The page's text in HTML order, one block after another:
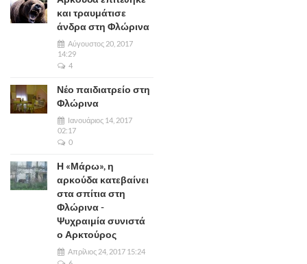
και τραυμάτισε
άνδρα στη Φλώρινα
Αύγουστος 20, 2017
14:29
4
Νέο παιδιατρείο στη
Φλώρινα
Ιανουάριος 14, 2017
02:17
0
Η «Μάρω», η
αρκούδα κατεβαίνει
στα σπίτια στη
Φλώρινα -
Ψυχραιμία συνιστά
ο Αρκτούρος
Απρίλιος 24, 2017 15:24